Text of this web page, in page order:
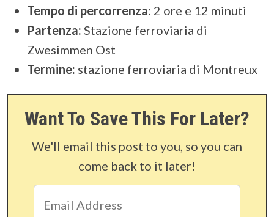
Tempo di percorrenza: 2 ore e 12 minuti
Partenza: Stazione ferroviaria di
Zwesimmen Ost
Termine: stazione ferroviaria di Montreux
Want To Save This For Later?
We'll email this post to you, so you can
come back to it later!